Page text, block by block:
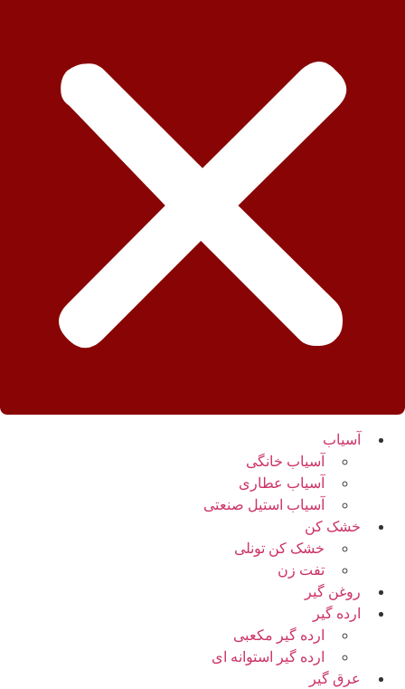
آسیاب
آسیاب خانگی
آسیاب عطاری
آسیاب استیل صنعتی
خشک کن
خشک کن تونلی
تفت زن
روغن گیر
ارده گیر
ارده گیر مکعبی
ارده گیر استوانه ای
عرق گیر